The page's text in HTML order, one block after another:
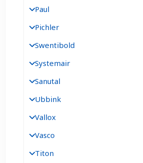
Paul
Pichler
Swentibold
Systemair
Sanutal
Ubbink
Vallox
Vasco
Titon